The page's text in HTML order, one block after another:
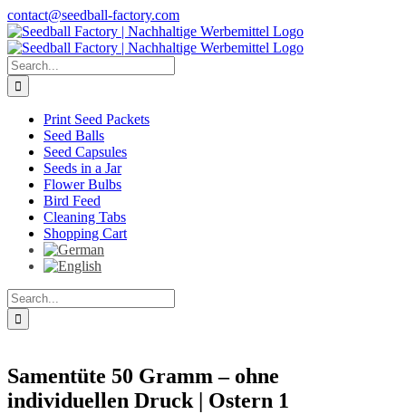
Skip
to
content
contact@seedball-factory.com
Search
for:
Print Seed Packets
Seed Balls
Seed Capsules
Seeds in a Jar
Flower Bulbs
Bird Feed
Cleaning Tabs
Shopping Cart
Search
for:
Samentüte 50 Gramm – ohne
individuellen Druck | Ostern 1